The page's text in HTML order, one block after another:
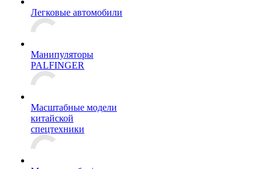
Легковые автомобили
Манипуляторы
PALFINGER
Масштабные модели
китайской
спецтехники